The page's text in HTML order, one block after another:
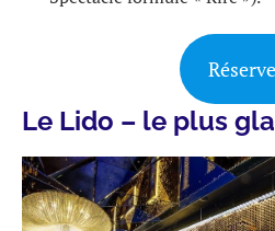
Le Lido – le plus